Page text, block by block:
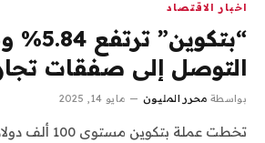
اخبار الاقتصاد
التوصل إلى صفقات
بواسطة محرر المليون مايو 14, 2025
تخطت عملة